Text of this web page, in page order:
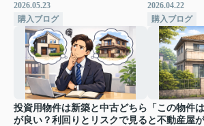
2026.05.23
購入ブログ
2026.04.22
購入ブログ
投資用物件は新築と中古どちら
が良い？利回りとリスクで見る
「この物件
と不動産屋